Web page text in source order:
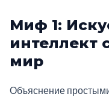
Миф 1:
интеллект
мир
Объяснение